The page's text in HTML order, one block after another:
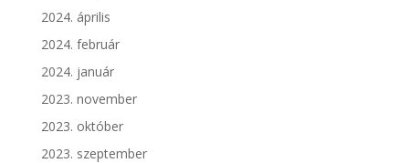
2024. április
2024. február
2024. január
2023. november
2023. október
2023. szeptember